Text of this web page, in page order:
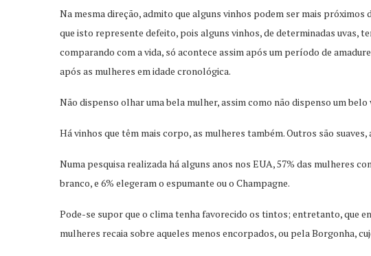
Na mesma direção, admito que alguns vinhos podem ser mais próximos
que isto represente defeito, pois alguns vinhos, de determinadas uvas,
comparando com a vida, só acontece assim após um período de
após as mulheres em idade cronológica.
Não dispenso olhar uma bela mulher, assim como não dispenso um belo
Há vinhos que têm mais corpo, as mulheres também. Outros são
Numa pesquisa realizada há alguns anos nos EUA, 57% das mulheres
branco, e 6% elegeram o espumante ou o Champagne.
Pode-se supor que o clima tenha favorecido os tintos; entretanto, que
mulheres recaia sobre aqueles menos encorpados, ou pela Borgonha,